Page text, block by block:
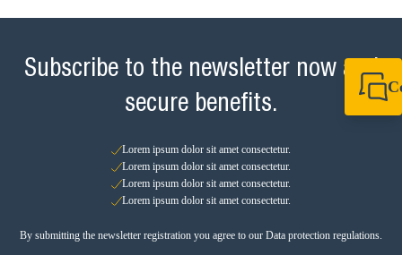
Subscribe to the newsletter now and
secure benefits.
Lorem ipsum dolor sit amet consectetur.
Lorem ipsum dolor sit amet consectetur.
Lorem ipsum dolor sit amet consectetur.
Lorem ipsum dolor sit amet consectetur.
By submitting the newsletter registration you agree to our Data protection regulations.